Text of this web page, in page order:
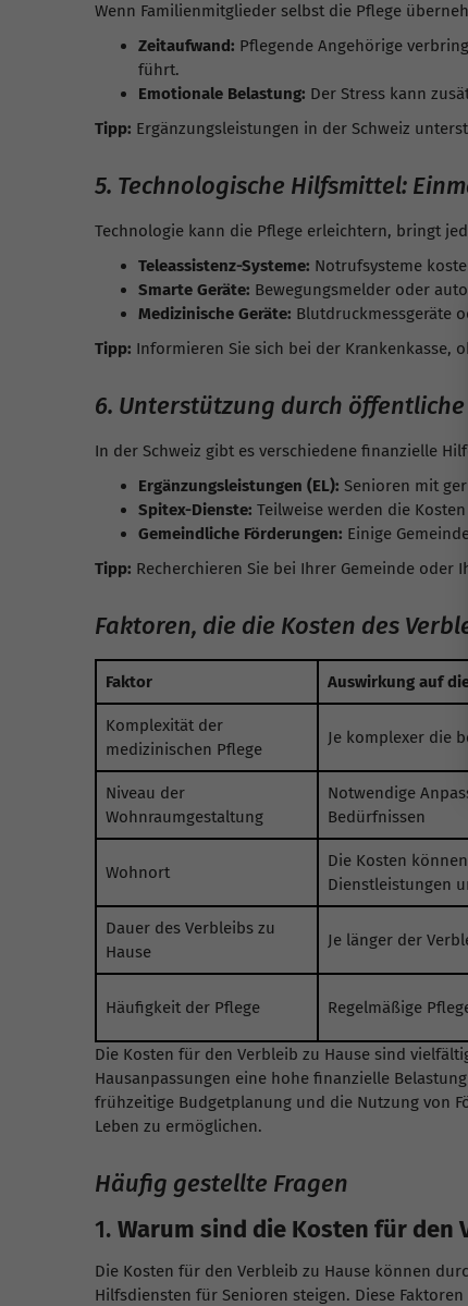
Wenn Familienmitglieder selbst die Pflege
Zeitaufwand: Pflegende Angehörige
führt.
Emotionale Belastung: Der Stress kann
Tipp: Ergänzungsleistungen in der Schweiz
5. Technologische Hilfsmittel:
Technologie kann die Pflege erleichtern, bringt
Teleassistenz-Systeme: Notrufsysteme
Smarte Geräte: Bewegungsmelder oder
Medizinische Geräte: Blutdruckmessgeräte
Tipp: Informieren Sie sich bei der Krankenkasse,
6. Unterstützung durch
In der Schweiz gibt es verschiedene finanzielle
Ergänzungsleistungen (EL): Senioren mit
Spitex-Dienste: Teilweise werden die
Gemeindliche Förderungen: Einige
Tipp: Recherchieren Sie bei Ihrer Gemeinde oder
Faktoren, die die Kosten des
Faktor Auswirkung auf
Komplexität der
medizinischen Pflege
Je komplexer die
Niveau der
Wohnraumgestaltung
Notwendige
Bedürfnissen
Wohnort
Die Kosten
Dienstleistungen
Dauer des Verbleibs zu
Hause
Je länger der
Häufigkeit der Pflege Regelmäßige
Die Kosten für den Verbleib zu Hause sind
Hausanpassungen eine hohe finanzielle
frühzeitige Budgetplanung und die Nutzung von
Leben zu ermöglichen.
Häufig gestellte Fragen
1. Warum sind die Kosten für den
Die Kosten für den Verbleib zu Hause können
Hilfsdiensten für Senioren steigen. Diese